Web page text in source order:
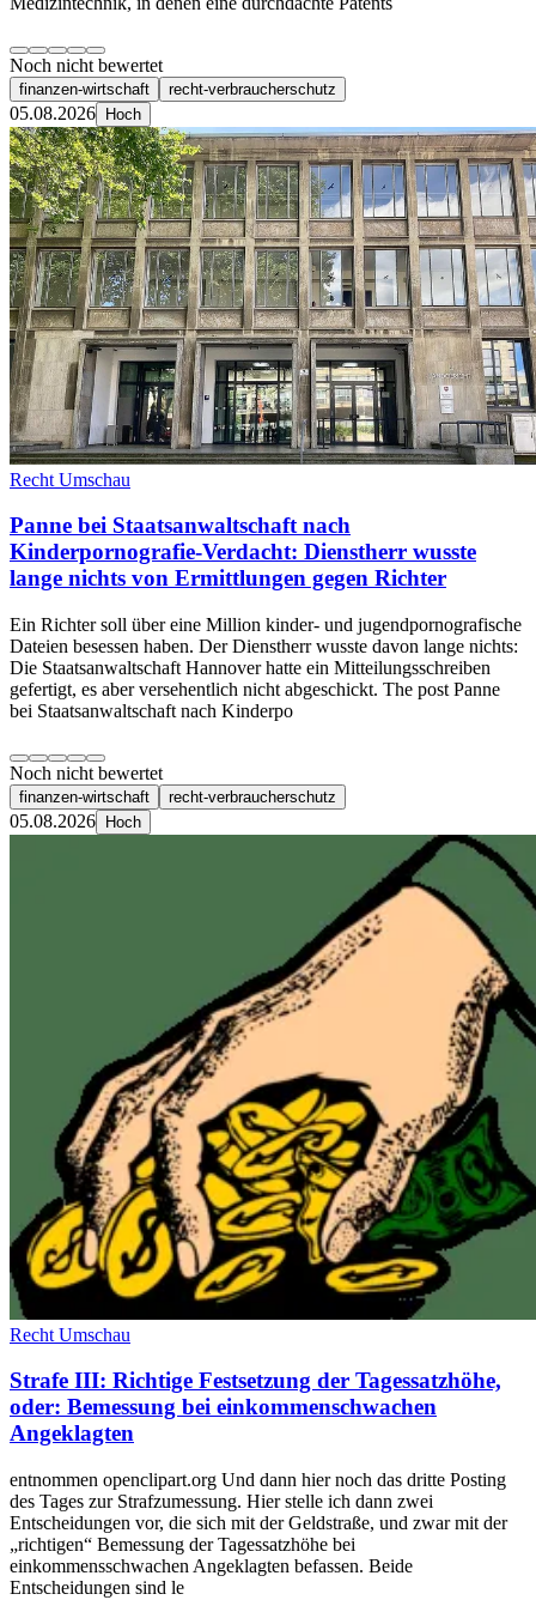
Noch nicht bewertet
finanzen-wirtschaft recht-verbraucherschutz
05.08.2026 Hoch
Recht Umschau
Panne bei Staatsanwaltschaft nach
Kinderpornografie-Verdacht: Dienstherr wusste
lange nichts von Ermittlungen gegen Richter
Ein Richter soll über eine Million kinder- und jugendpornografische
Dateien besessen haben. Der Dienstherr wusste davon lange nichts:
Die Staatsanwaltschaft Hannover hatte ein Mitteilungsschreiben
gefertigt, es aber versehentlich nicht abgeschickt. The post Panne
bei Staatsanwaltschaft nach Kinderpo
Noch nicht bewertet
finanzen-wirtschaft recht-verbraucherschutz
05.08.2026 Hoch
Recht Umschau
Strafe III: Richtige Festsetzung der Tagessatzhöhe,
oder: Bemessung bei einkommenschwachen
Angeklagten
entnommen openclipart.org Und dann hier noch das dritte Posting
des Tages zur Strafzumessung. Hier stelle ich dann zwei
Entscheidungen vor, die sich mit der Geldstraße, und zwar mit der
„richtigen“ Bemessung der Tagessatzhöhe bei
einkommensschwachen Angeklagten befassen. Beide
Entscheidungen sind le